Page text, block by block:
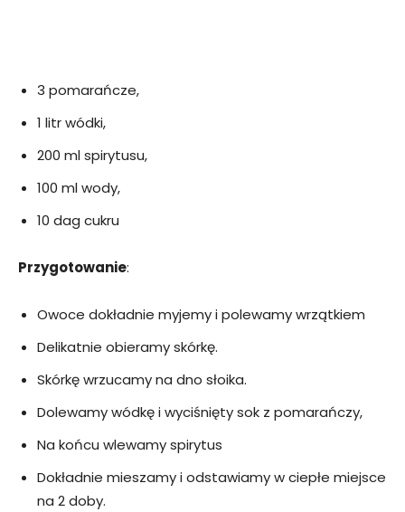
3 pomarańcze,
1 litr wódki,
200 ml spirytusu,
100 ml wody,
10 dag cukru
Przygotowanie:
Owoce dokładnie myjemy i polewamy wrzątkiem
Delikatnie obieramy skórkę.
Skórkę wrzucamy na dno słoika.
Dolewamy wódkę i wyciśnięty sok z pomarańczy,
Na końcu wlewamy spirytus
Dokładnie mieszamy i odstawiamy w ciepłe miejsce
na 2 doby.